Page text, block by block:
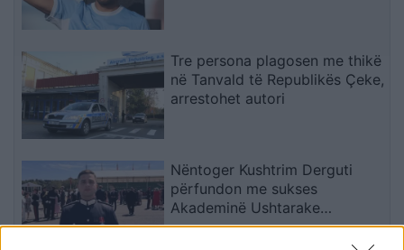
Tre persona plagosen me thikë
në Tanvald të Republikës Çeke,
arrestohet autori
Nëntoger Kushtrim Derguti
përfundon me sukses
Akademinë Ushtarake
Sandhurst